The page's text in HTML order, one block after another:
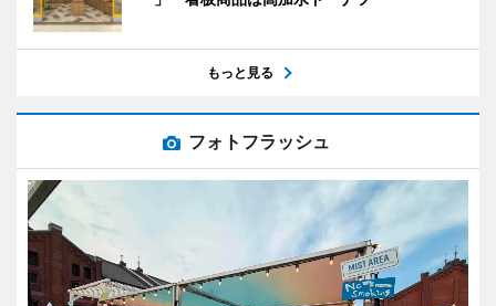
もっと見る
フォトフラッシュ